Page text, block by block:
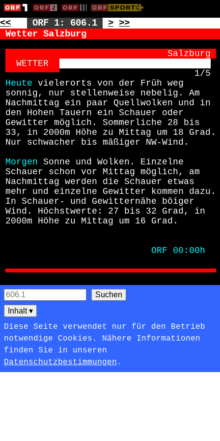
<< ORF 1: 606.1 > >>
Wetter Salzburg
                            Salzburg
WETTER
1/5
Heute vielerorts von der Früh weg
sonnig, nur stellenweise nebelig. Am
Nachmittag ein paar Quellwolken und in
den Hohen Tauern ein Schauer oder
Gewitter möglich. Sommerliche 28 bis
33, in 2000m Höhe zu Mittag um 18 Grad.
Nur schwacher bis mäßiger NW-Wind.
Morgen Sonne und Wolken. Einzelne
Schauer schon vor Mittag möglich, am
Nachmittag werden die Schauer etwas
mehr und einzelne Gewitter kommen dazu.
In Schauer- und Gewitternähe böiger
Wind. Höchstwerte: 27 bis 32 Grad, in
2000m Höhe zu Mittag um 16 Grad.
                           ORF 00:00h
Inhalt▾
Diese Seite verwendet nur für den Betrieb
notwendige Cookies. Nähere Informationen
finden Sie in unseren
Datenschutzbestimmungen .